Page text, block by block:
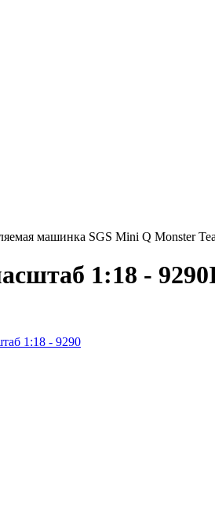
машинка SGS Mini Q Monster
1:18 - 9290